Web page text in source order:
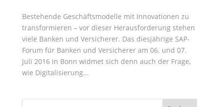
Bestehende Geschäftsmodelle mit Innovationen zu
transformieren – vor dieser Herausforderung stehen
viele Banken und Versicherer. Das diesjährige SAP-
Forum für Banken und Versicherer am 06. und 07.
Juli 2016 in Bonn widmet sich denn auch der Frage,
wie Digitalisierung...